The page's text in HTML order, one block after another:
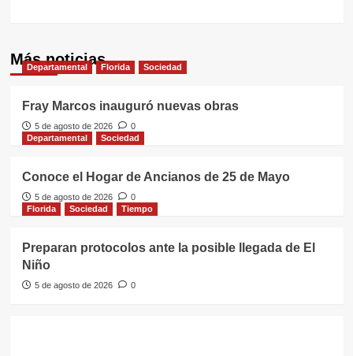
Más noticias
Departamental Florida Sociedad
Fray Marcos inauguró nuevas obras
5 de agosto de 2026
0
Departamental
Sociedad
Conoce el Hogar de Ancianos de 25 de Mayo
5 de agosto de 2026
0
Florida
Sociedad Tiempo
Preparan protocolos ante la posible llegada de El
Niño
5 de agosto de 2026 0